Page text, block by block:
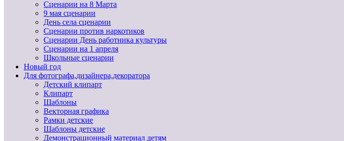
Сценарии на 8 Марта
9 мая сценарии
День села сценарии
Сценарии против наркотиков
Сценарии День работника культуры
Сценарии на 1 апреля
Школьные сценарии
Новый год
Для фотографа,дизайнера,декоратора
Детский клипарт
Клипарт
Шаблоны
Векторная графика
Рамки детские
Шаблоны детские
Демонстрационный материал детям